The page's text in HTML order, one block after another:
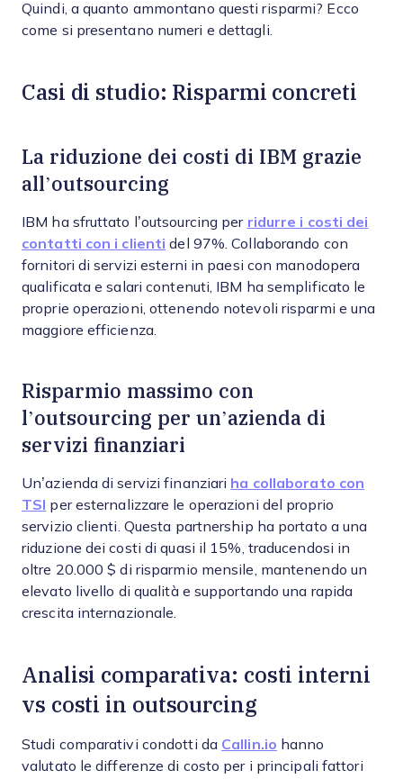
Quindi, a quanto ammontano questi risparmi? Ecco
come si presentano numeri e dettagli.
Casi di studio: Risparmi concreti
La riduzione dei costi di IBM grazie
all’outsourcing
IBM ha sfruttato l’outsourcing per ridurre i costi dei
contatti con i clienti del 97%. Collaborando con
fornitori di servizi esterni in paesi con manodopera
qualificata e salari contenuti, IBM ha semplificato le
proprie operazioni, ottenendo notevoli risparmi e una
maggiore efficienza.
Risparmio massimo con
l’outsourcing per un’azienda di
servizi finanziari
Un’azienda di servizi finanziari ha collaborato con
TSI per esternalizzare le operazioni del proprio
servizio clienti. Questa partnership ha portato a una
riduzione dei costi di quasi il 15%, traducendosi in
oltre 20.000 $ di risparmio mensile, mantenendo un
elevato livello di qualità e supportando una rapida
crescita internazionale.
Analisi comparativa: costi interni
vs costi in outsourcing
Studi comparativi condotti da Callin.io hanno
valutato le differenze di costo per i principali fattori